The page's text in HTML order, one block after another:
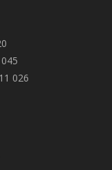
026